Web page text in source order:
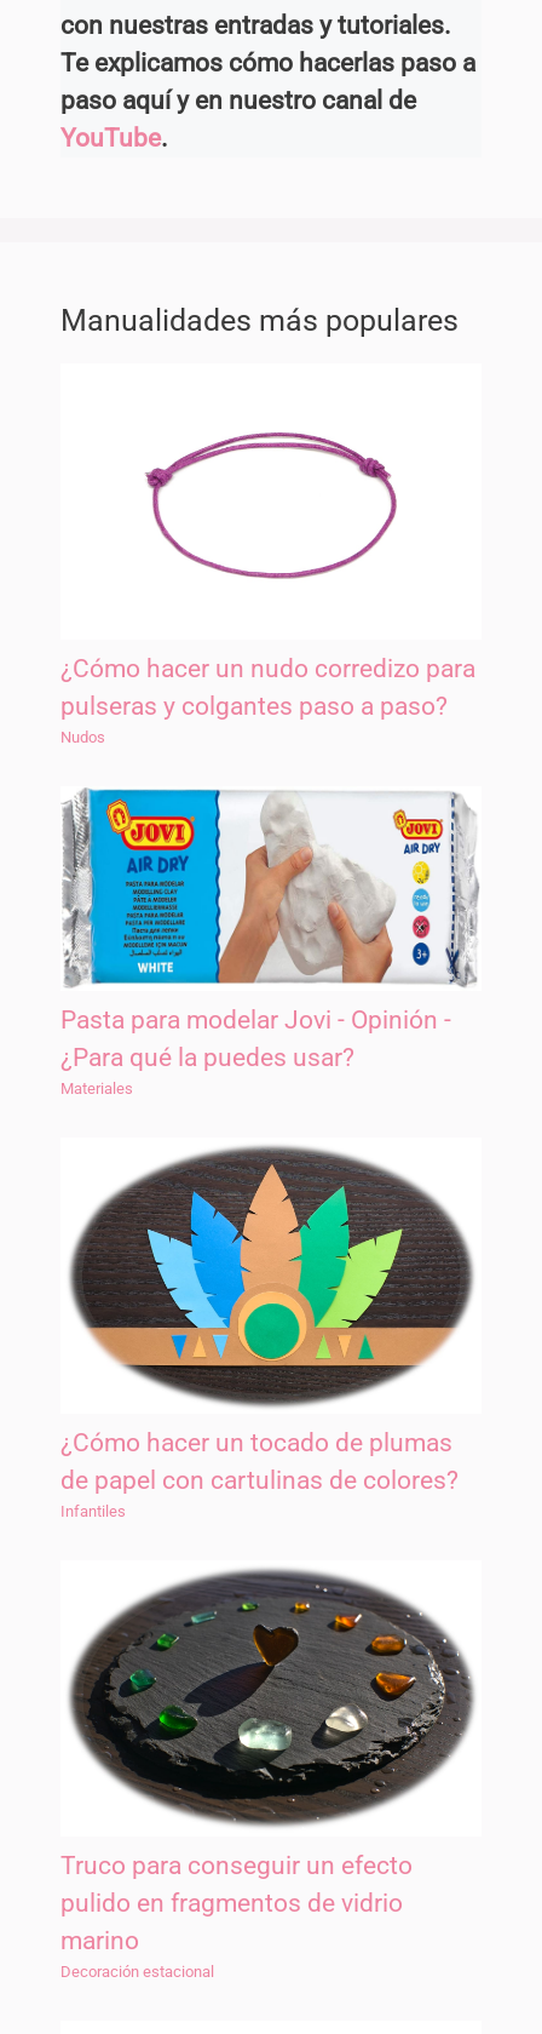
con nuestras entradas y tutoriales.
Te explicamos cómo hacerlas paso a
paso aquí y en nuestro canal de
YouTube.
Manualidades más populares
¿Cómo hacer un nudo corredizo para
pulseras y colgantes paso a paso?
Nudos
Pasta para modelar Jovi - Opinión -
¿Para qué la puedes usar?
Materiales
¿Cómo hacer un tocado de plumas
de papel con cartulinas de colores?
Infantiles
Truco para conseguir un efecto
pulido en fragmentos de vidrio
marino
Decoración estacional